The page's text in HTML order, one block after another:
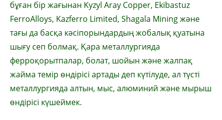
бұған бір жағынан Kyzyl Aray Copper, Ekibastuz
FerroAlloys, Kazferro Limited, Shagala Mining және
тағы да басқа кәсіпорындардың жобалық қуатына
шығу сеп болмақ. Қара металлургияда
ферроқорытпалар, болат, шойын және жалпақ
жайма темір өндірісі артады деп күтілуде, ал түсті
металлургияда алтын, мыс, алюминий және мырыш
өндірісі күшеймек.